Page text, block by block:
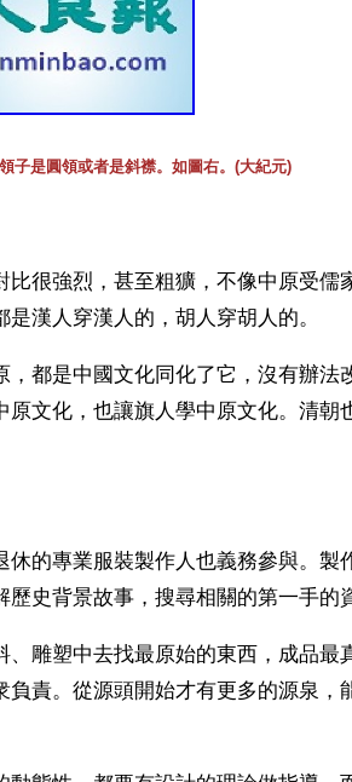
子是圓領或者是斜襟。如圖右。(大紀元)
很強烈，甚至粗獷，不像中原受儒
漢人穿漢人的，胡人穿胡人的。
都是中國文化同化了它，沒有辦法
文化，也讓旗人學中原文化。清朝
的專業服裝製作人也義務參與。製
史背景故事，搜尋相關的第一手的
雕塑中去找最原始的東西，成品最
責。從源頭開始才有更多的源泉，